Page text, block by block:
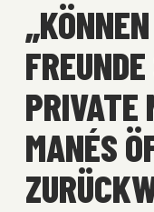
PRIVATE
MANÉS